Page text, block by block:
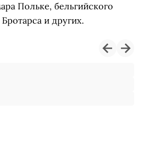
Польке, бельгийского
и других.